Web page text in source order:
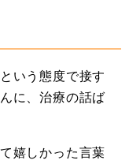
いう態度で接す
に、治療の話ば
嬉しかった言葉